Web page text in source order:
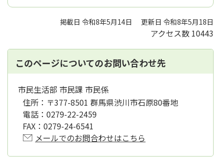
掲載日 令和8年5月14日 更新日 令和8年5月18日
アクセス数 10443
このページについてのお問い合わせ先
市民生活部 市民課 市民係
住所： 〒377-8501 群馬県渋川市石原80番地
電話： 0279-22-2459
FAX： 0279-24-6541
メールでのお問合わせはこちら